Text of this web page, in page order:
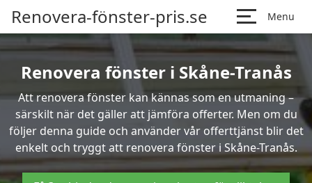
Renovera-fönster-pris.se Menu
Renovera fönster i Skåne-Tranås
Att renovera fönster kan kännas som en utmaning –
särskilt när det gäller att jämföra offerter. Men om du
följer denna guide och använder vår offerttjänst blir det
enkelt och tryggt att renovera fönster i Skåne-Tranås.